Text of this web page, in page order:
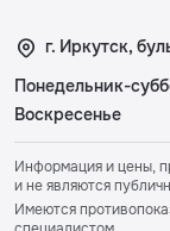
г. Иркутск,
Понедельник-
Воскресенье
Информация и цены,
и не являются
Имеются